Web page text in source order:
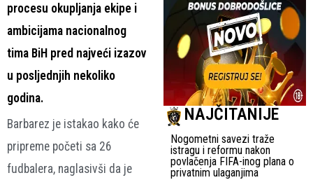
procesu okupljanja ekipe i
ambicijama nacionalnog
tima BiH pred najveći izazov
u posljednjih nekoliko
godina.
Barbarez je istakao kako će
pripreme početi sa 26
fudbalera, naglasivši da je
NAJČITANIJE
Nogometni savezi traže
istragu i reformu nakon
povlačenja FIFA-inog plana o
privatnim ulaganjima